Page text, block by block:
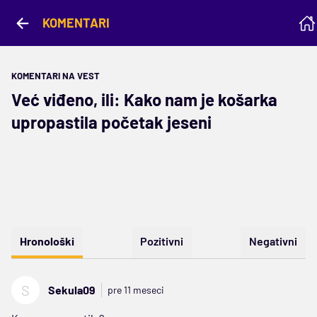
KOMENTARI
KOMENTARI NA VEST
Već viđeno, ili: Kako nam je košarka
upropastila početak jeseni
Hronološki Pozitivni Negativni
S Sekula09 pre 11 meseci